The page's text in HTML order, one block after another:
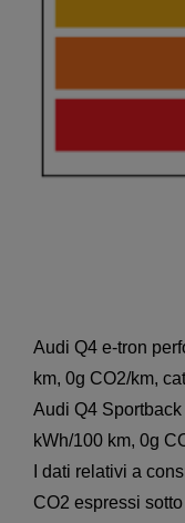
Audi Q4 e-tron
km, 0g CO2/km,
Audi Q4
kWh/100 km, 0g
I dati relativi a
CO2 espressi